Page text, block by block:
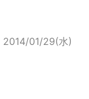
2014/01/29(水)